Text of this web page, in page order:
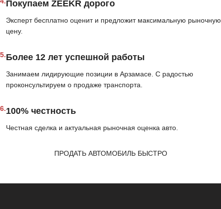
Покупаем ZEEKR дорого
Эксперт бесплатно оценит и предложит максимальную рыночную
цену.
5.Более 12 лет успешной работы
Занимаем лидирующие позиции в Арзамасе. С радостью
проконсультируем о продаже транспорта.
6.100% честность
Честная сделка и актуальная рыночная оценка авто.
ПРОДАТЬ АВТОМОБИЛЬ БЫСТРО